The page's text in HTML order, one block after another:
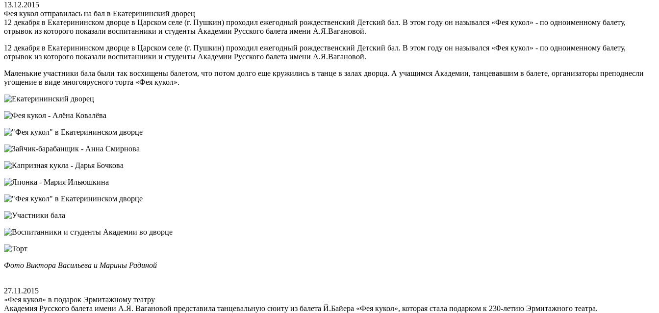
13.12.2015
Фея кукол отправилась на бал в Екатерининский дворец
12 декабря в Екатерининском дворце в Царском селе (г. Пушкин) проходил ежегодный рождественский Детский бал. В этом году он назывался «Фея кукол» - по одноименному балету,
отрывок из которого показали воспитанники и студенты Академии Русского балета имени А.Я.Вагановой.
12 декабря в Екатерининском дворце в Царском селе (г. Пушкин) проходил ежегодный рождественский Детский бал. В этом году он назывался «Фея кукол» - по одноименному балету,
отрывок из которого показали воспитанники и студенты Академии Русского балета имени А.Я.Вагановой.
Маленькие участники бала были так восхищены балетом, что потом долго еще кружились в танце в залах дворца. А учащимся Академии, танцевавшим в балете, организаторы преподнесли
угощение в виде многоярусного торта «Фея кукол».
Фото Виктора Васильева и Марины Радиной
27.11.2015
«Фея кукол» в подарок Эрмитажному театру
Академия Русского балета имени А.Я. Вагановой представила танцевальную сюиту из балета Й.Байера «Фея кукол», которая стала подарком к 230-летию Эрмитажного театра.